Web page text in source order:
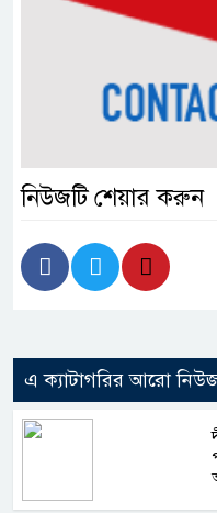
নিউজটি শেয়ার করুন
এ ক্যাটাগরির আরো